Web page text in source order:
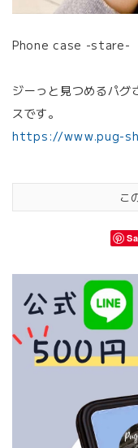
Phone case -
ジーっと見つめるパ
スです。
https://www.pug-
こ